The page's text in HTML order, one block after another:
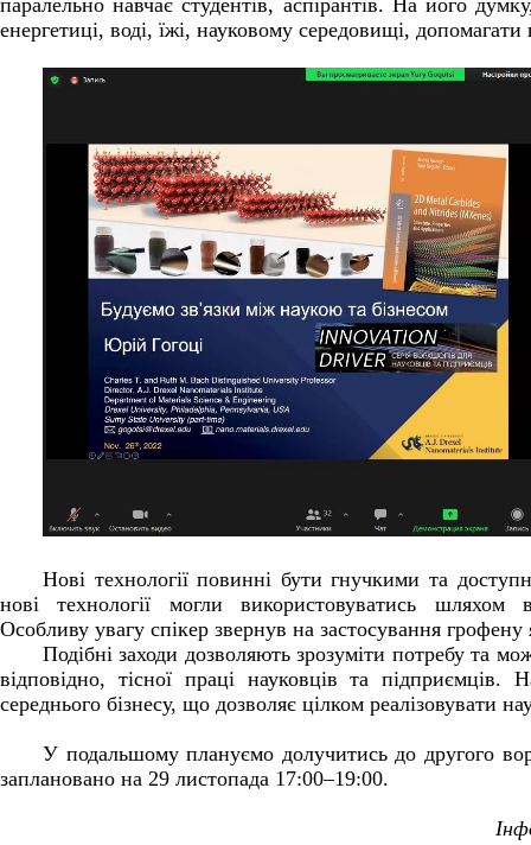
паралельно навчає студентів, аспірантів. На його
енергетиці, воді, їжі, науковому середовищі,
Нові технології повинні бути гнучкими та
нові технології могли використовуватись шляхом
Особливу увагу спікер звернув на застосування
Подібні заходи дозволяють зрозуміти потребу та
відповідно, тісної праці науковців та
середнього бізнесу, що дозволяє цілком реалізовувати
У подальшому плануємо долучитись до другого
заплановано на 29 листопада 17:00–19:00.